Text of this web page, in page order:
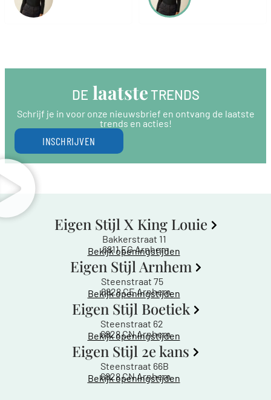
DE laatste TRENDS
Schrijf je in voor onze nieuwsbrief en ontvang de laatste
trends en acties!
INSCHRIJVEN
Eigen Stijl X King Louie
Bakkerstraat 11
6811 EG Arnhem
Bekijk openingstijden
Eigen Stijl Arnhem
Steenstraat 75
6828 CE Arnhem
Bekijk openingstijden
Eigen Stijl Boetiek
Steenstraat 62
6828 CN Arnhem
Bekijk openingstijden
Eigen Stijl 2e kans
Steenstraat 66B
6828 CN Arnhem
Bekijk openingstijden